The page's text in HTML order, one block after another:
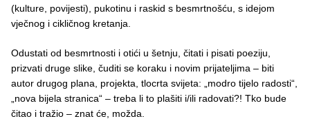
(kulture, povijesti), pukotinu i raskid s besmrtnošću, s idejom
vječnog i cikličnog kretanja.
Odustati od besmrtnosti i otići u šetnju, čitati i pisati poeziju,
prizvati druge slike, čuditi se koraku i novim prijateljima – biti
autor drugog plana, projekta, tlocrta svijeta: „modro tijelo radosti“,
„nova bijela stranica“ – treba li to plašiti i/ili radovati?! Tko bude
čitao i tražio – znat će, možda.